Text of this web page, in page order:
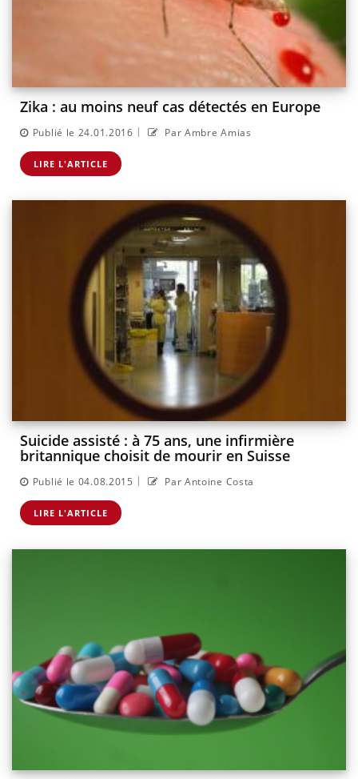
Zika : au moins neuf cas détectés en Europe
Publié le 24.01.2016 | Par Ambre Amias
LIRE L'ARTICLE
Suicide assisté : à 75 ans, une infirmière
britannique choisit de mourir en Suisse
Publié le 04.08.2015 | Par Antoine Costa
LIRE L'ARTICLE